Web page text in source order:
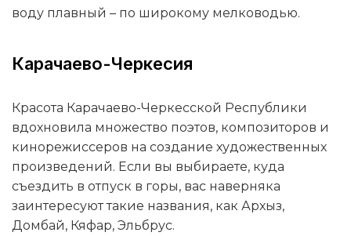
воду плавный – по широкому мелководью.
Карачаево-Черкесия
Красота Карачаево-Черкесской Республики
вдохновила множество поэтов, композиторов и
кинорежиссеров на создание художественных
произведений. Если вы выбираете, куда
съездить в отпуск в горы, вас наверняка
заинтересуют такие названия, как Архыз,
Домбай, Кяфар, Эльбрус.